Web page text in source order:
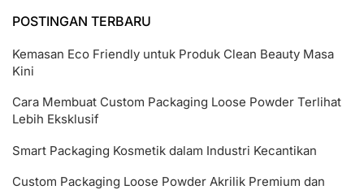
POSTINGAN TERBARU
Kemasan Eco Friendly untuk Produk Clean Beauty Masa
Kini
Cara Membuat Custom Packaging Loose Powder Terlihat
Lebih Eksklusif
Smart Packaging Kosmetik dalam Industri Kecantikan
Custom Packaging Loose Powder Akrilik Premium dan